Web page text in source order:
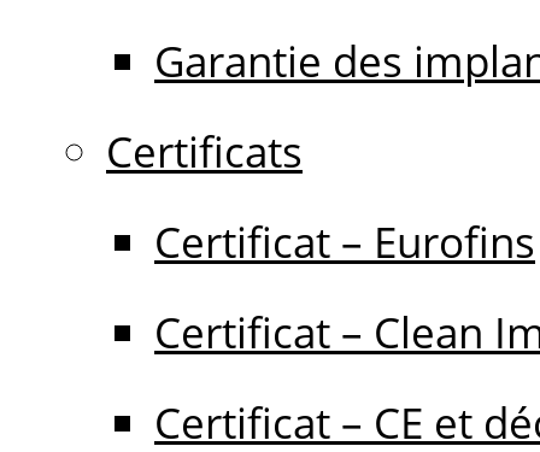
Garantie des
Certificats
Certificat – Eurofins
Certificat – Clean
Certificat – CE et